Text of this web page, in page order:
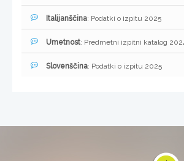
Italijanščina: Podatki o izpitu 2025
Umetnost: Predmetni izpitni katalog
Slovenščina: Podatki o izpitu 2025